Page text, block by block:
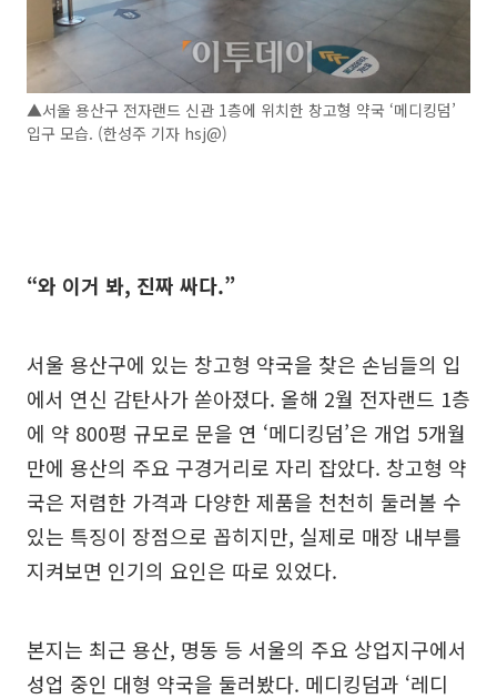
▲서울 용산구 전자랜드 신관 1층에 위치한 창고형 약국 ‘메디킹덤’
입구 모습. (한성주 기자 hsj@)
“와 이거 봐, 진짜 싸다.”
서울 용산구에 있는 창고형 약국을 찾은 손님들의 입
에서 연신 감탄사가 쏟아졌다. 올해 2월 전자랜드 1층
에 약 800평 규모로 문을 연 ‘메디킹덤’은 개업 5개월
만에 용산의 주요 구경거리로 자리 잡았다. 창고형 약
국은 저렴한 가격과 다양한 제품을 천천히 둘러볼 수
있는 특징이 장점으로 꼽히지만, 실제로 매장 내부를
지켜보면 인기의 요인은 따로 있었다.
본지는 최근 용산, 명동 등 서울의 주요 상업지구에서
성업 중인 대형 약국을 둘러봤다. 메디킹덤과 ‘레디